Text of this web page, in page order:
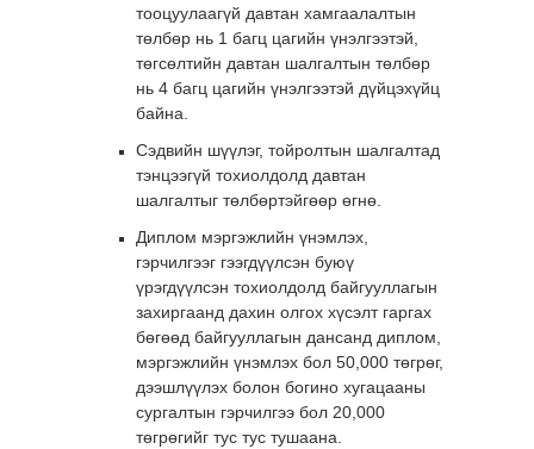
тооцуулаагүй давтан хамгаалалтын
төлбөр нь 1 багц цагийн үнэлгээтэй,
төгсөлтийн давтан шалгалтын төлбөр
нь 4 багц цагийн үнэлгээтэй дүйцэхүйц
байна.
Сэдвийн шүүлэг, тойролтын шалгалтад
тэнцээгүй тохиолдолд давтан
шалгалтыг төлбөртэйгөөр өгнө.
Диплом мэргэжлийн үнэмлэх,
гэрчилгээг гээгдүүлсэн буюү
үрэгдүүлсэн тохиолдолд байгууллагын
захиргаанд дахин олгох хүсэлт гаргах
бөгөөд байгууллагын дансанд диплом,
мэргэжлийн үнэмлэх бол 50,000 төгрөг,
дээшлүүлэх болон богино хугацааны
сургалтын гэрчилгээ бол 20,000
төгрөгийг тус тус тушаана.